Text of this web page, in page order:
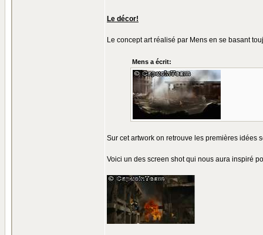
Le décor!
Le concept art réalisé par Mens en se basant
Mens a écrit:
Sur cet artwork on retrouve les premières idées
Voici un des screen shot qui nous aura inspiré